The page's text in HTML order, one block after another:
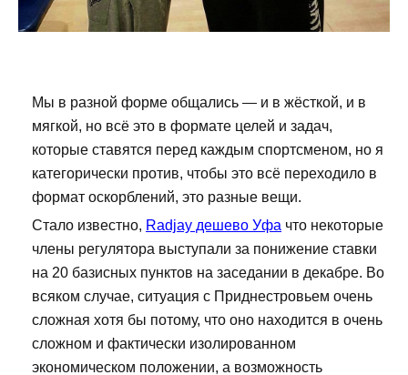
Мы в разной форме общались — и в жёсткой, и в
мягкой, но всё это в формате целей и задач,
которые ставятся перед каждым спортсменом, но я
категорически против, чтобы это всё переходило в
формат оскорблений, это разные вещи.
Стало известно, Radjay дешево Уфа что некоторые
члены регулятора выступали за понижение ставки
на 20 базисных пунктов на заседании в декабре. Во
всяком случае, ситуация с Приднестровьем очень
сложная хотя бы потому, что оно находится в очень
сложном и фактически изолированном
экономическом положении, а возможность